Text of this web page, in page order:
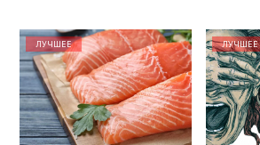
ЛУЧШЕЕ ЛУЧШЕЕ